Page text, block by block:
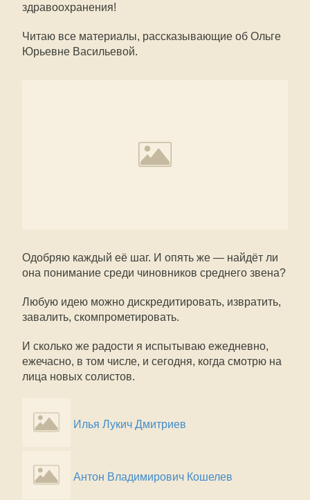
здравоохранения!
Читаю все материалы, рассказывающие об Ольге
Юрьевне Васильевой.
Одобряю каждый её шаг. И опять же — найдёт ли
она понимание среди чиновников среднего звена?
Любую идею можно дискредитировать, извратить,
завалить, скомпрометировать.
И сколько же радости я испытываю ежедневно,
ежечасно, в том числе, и сегодня, когда смотрю на
лица новых солистов.
Илья Лукич Дмитриев
Антон Владимирович Кошелев